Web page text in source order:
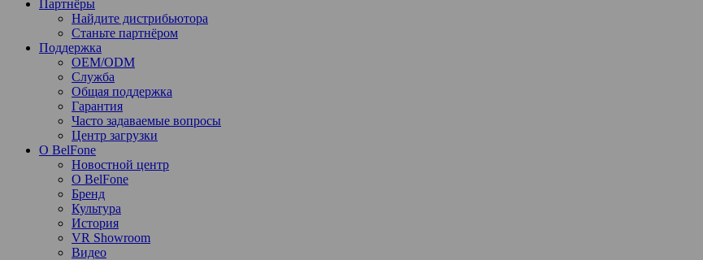
Партнёры
Найдите дистрибьютора
Станьте партнёром
Поддержка
OEM/ODM
Служба
Общая поддержка
Гарантия
Часто задаваемые вопросы
Центр загрузки
О BelFone
Новостной центр
О BelFone
Бренд
Культура
История
VR Showroom
Видео